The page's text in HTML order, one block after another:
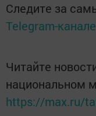
Следите за
Telegram-канале
Читайте
национальном
https://max.ru/